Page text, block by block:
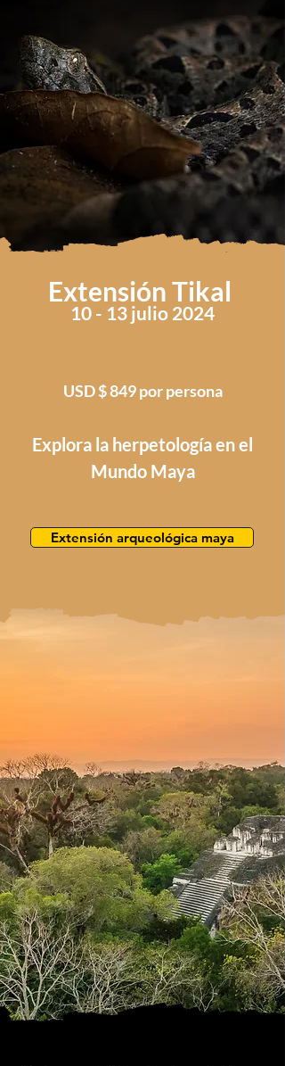
Extensión Tikal
10 - 13 julio 2024
USD $ 849 por persona
Explora la herpetología en el
Mundo Maya
Extensión arqueológica maya